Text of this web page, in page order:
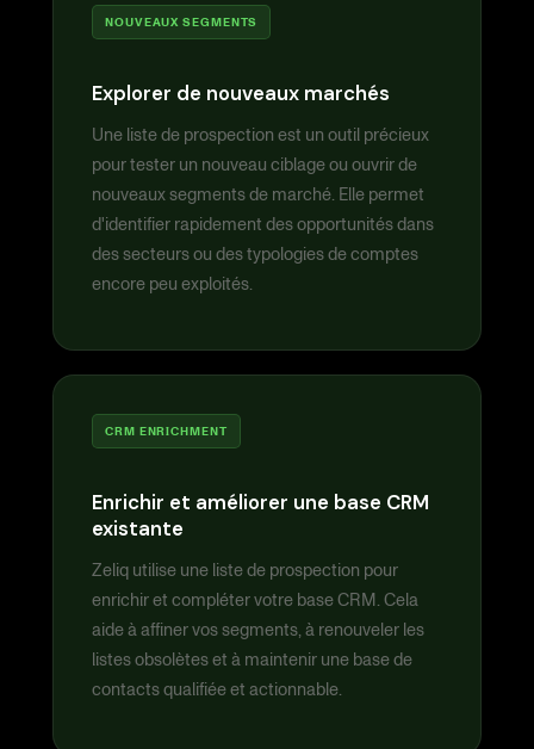
NOUVEAUX SEGMENTS
Explorer de nouveaux marchés
Une liste de prospection est un outil précieux
pour tester un nouveau ciblage ou ouvrir de
nouveaux segments de marché. Elle permet
d'identifier rapidement des opportunités dans
des secteurs ou des typologies de comptes
encore peu exploités.
CRM ENRICHMENT
Enrichir et améliorer une base CRM
existante
Zeliq utilise une liste de prospection pour
enrichir et compléter votre base CRM. Cela
aide à affiner vos segments, à renouveler les
listes obsolètes et à maintenir une base de
contacts qualifiée et actionnable.